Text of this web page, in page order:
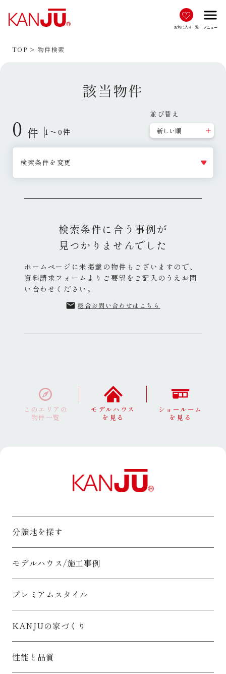
お気に入り一覧
menu
メニュー
TOP 物件検索
該当物件
0 件 1～0件
並び替え
検索条件を変更
検索条件に合う事例が
見つかりませんでした
ホームページに未掲載の物件もございますので、
資料請求フォームよりご要望をご記入のうえお問
い合わせください。
email 総合お問い合わせはこちら
このエリアの
物件一覧
モデルハウス
を見る
ショールーム
を見る
分譲地を探す
モデルハウス/施工事例
プレミアムスタイル
KANJUの家づくり
性能と品質